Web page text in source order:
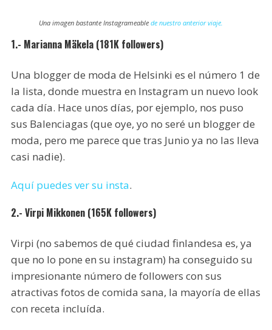
Una imagen bastante Instagrameablede nuestro anterior viaje.
1.- Marianna Mäkela (181K followers)
Una blogger de moda de Helsinki es el número 1 de
la lista, donde muestra en Instagram un nuevo look
cada día. Hace unos días, por ejemplo, nos puso
sus Balenciagas (que oye, yo no seré un blogger de
moda, pero me parece que tras Junio ya no las lleva
casi nadie).
Aquí puedes ver su insta.
2.- Virpi Mikkonen (165K followers)
Virpi (no sabemos de qué ciudad finlandesa es, ya
que no lo pone en su instagram) ha conseguido su
impresionante número de followers con sus
atractivas fotos de comida sana, la mayoría de ellas
con receta incluída.